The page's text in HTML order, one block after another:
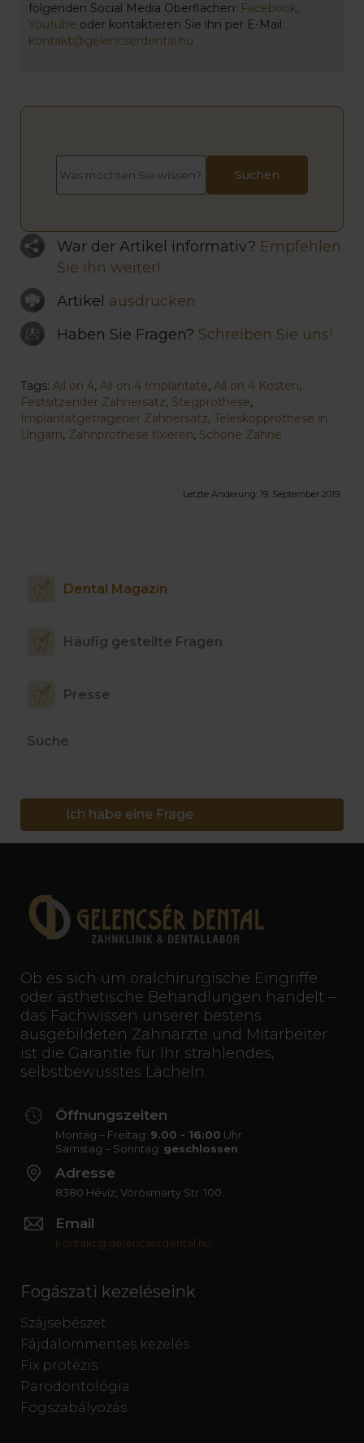
folgenden Social Media Oberflächen: Facebook,
Youtube oder kontaktieren Sie ihn per E-Mail:
kontakt@gelencserdental.hu
War der Artikel informativ? Empfehlen
Sie ihn weiter!
Artikel ausdrucken
Haben Sie Fragen? Schreiben Sie uns!
Tags: All on 4, All on 4 Implantate, All on 4 Kosten,
Festsitzender Zahnersatz, Stegprothese,
Implantatgetragener Zahnersatz, Teleskopprothese in
Ungarn, Zahnprothese fixieren, Schöne Zähne
Letzte Änderung: 19. September 2019
Dental Magazin
Häufig gestellte Fragen
Presse
Suche
Ich habe eine Frage
Ob es sich um oralchirurgische Eingriffe
oder ästhetische Behandlungen handelt –
das Fachwissen unserer bestens
ausgebildeten Zahnärzte und Mitarbeiter
ist die Garantie für Ihr strahlendes,
selbstbewusstes Lächeln.
Öffnungszeiten
Montag – Freitag: 9.00 - 16:00 Uhr
Samstag – Sonntag: geschlossen
Adresse
8380 Hévíz, Vörösmarty Str. 100.
Email
kontakt@gelencserdental.hu
Fogászati kezeléseink
Szájsebészet
Fájdalommentes kezelés
Fix protézis
Parodontológia
Fogszabályozás